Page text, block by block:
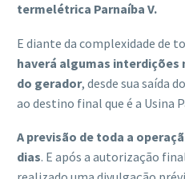
termelétrica Parnaíba V.
E diante da complexidade de
haverá algumas
do gerador, desde sua saída
ao destino final que é a Usina
A previsão de toda a
dias. E após a autorização